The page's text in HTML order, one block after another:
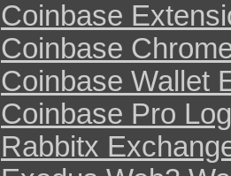
Coinbase
Coinbase
Coinbase Wallet
Coinbase Pro
Rabbitx